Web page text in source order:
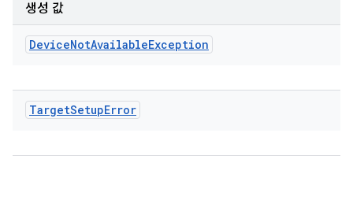
생성 값
DeviceNotAvailableException
TargetSetupError